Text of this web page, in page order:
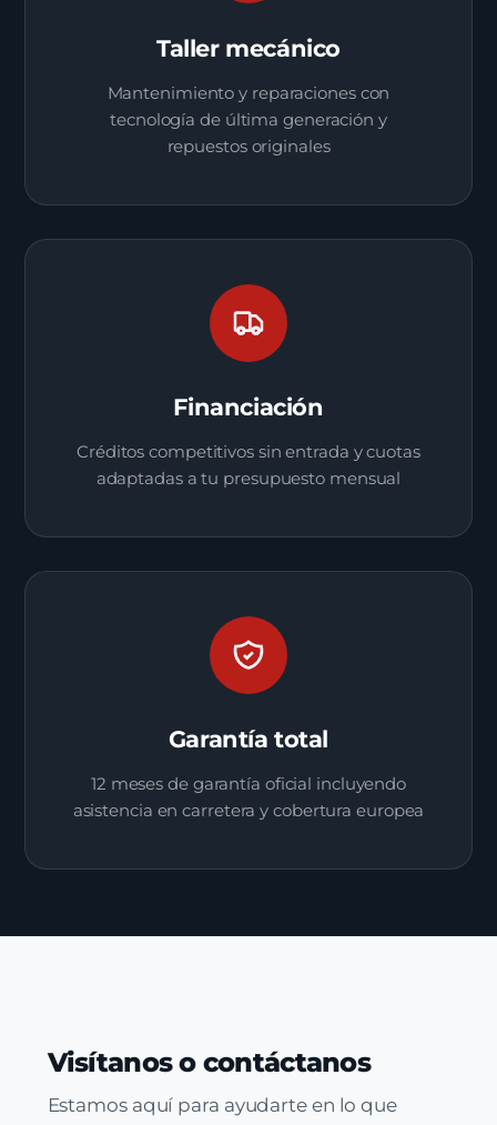
Taller mecánico
Mantenimiento y reparaciones con
tecnología de última generación y
repuestos originales
Financiación
Créditos competitivos sin entrada y cuotas
adaptadas a tu presupuesto mensual
Garantía total
12 meses de garantía oficial incluyendo
asistencia en carretera y cobertura europea
Visítanos o contáctanos
Estamos aquí para ayudarte en lo que